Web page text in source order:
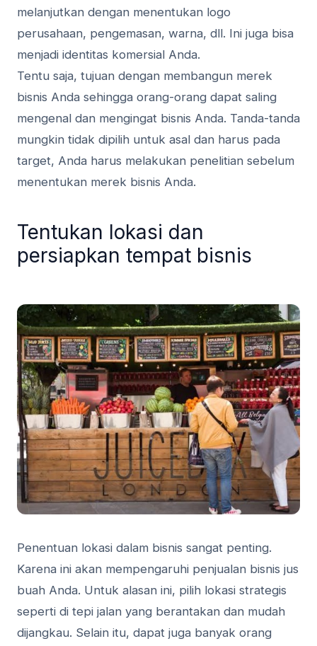
melanjutkan dengan menentukan logo
perusahaan, pengemasan, warna, dll. Ini juga bisa
menjadi identitas komersial Anda.
Tentu saja, tujuan dengan membangun merek
bisnis Anda sehingga orang-orang dapat saling
mengenal dan mengingat bisnis Anda. Tanda-tanda
mungkin tidak dipilih untuk asal dan harus pada
target, Anda harus melakukan penelitian sebelum
menentukan merek bisnis Anda.
Tentukan lokasi dan
persiapkan tempat bisnis
Penentuan lokasi dalam bisnis sangat penting.
Karena ini akan mempengaruhi penjualan bisnis jus
buah Anda. Untuk alasan ini, pilih lokasi strategis
seperti di tepi jalan yang berantakan dan mudah
dijangkau. Selain itu, dapat juga banyak orang